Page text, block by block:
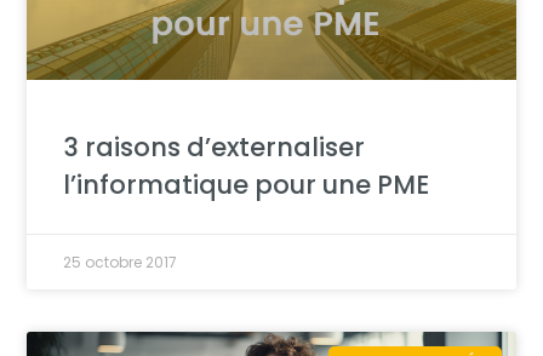
3 raisons d’externaliser
l’informatique pour une PME
25 octobre 2017